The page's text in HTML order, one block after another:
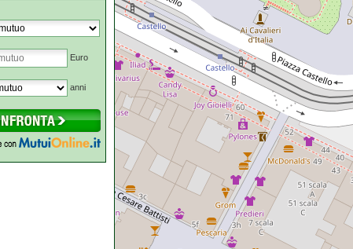
Euro
anni